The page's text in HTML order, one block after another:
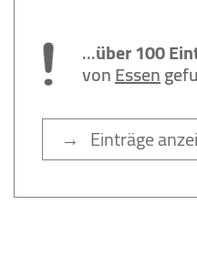
...über 100
vonEssen
→ Einträge